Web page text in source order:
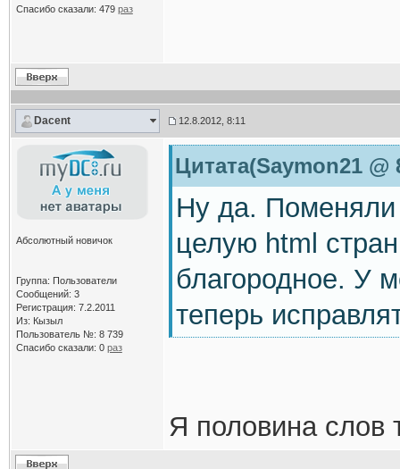
Спасибо сказали: 479 раз
Dacent 12.8.2012, 8:11
Абсолютный новичок
Группа: Пользователи
Сообщений: 3
Регистрация: 7.2.2011
Из: Кызыл
Пользователь №: 8 739
Спасибо сказали: 0 раз
Цитата(Saymon21 @
Ну да.
целую html
благородное. У
теперь
Я половина слов